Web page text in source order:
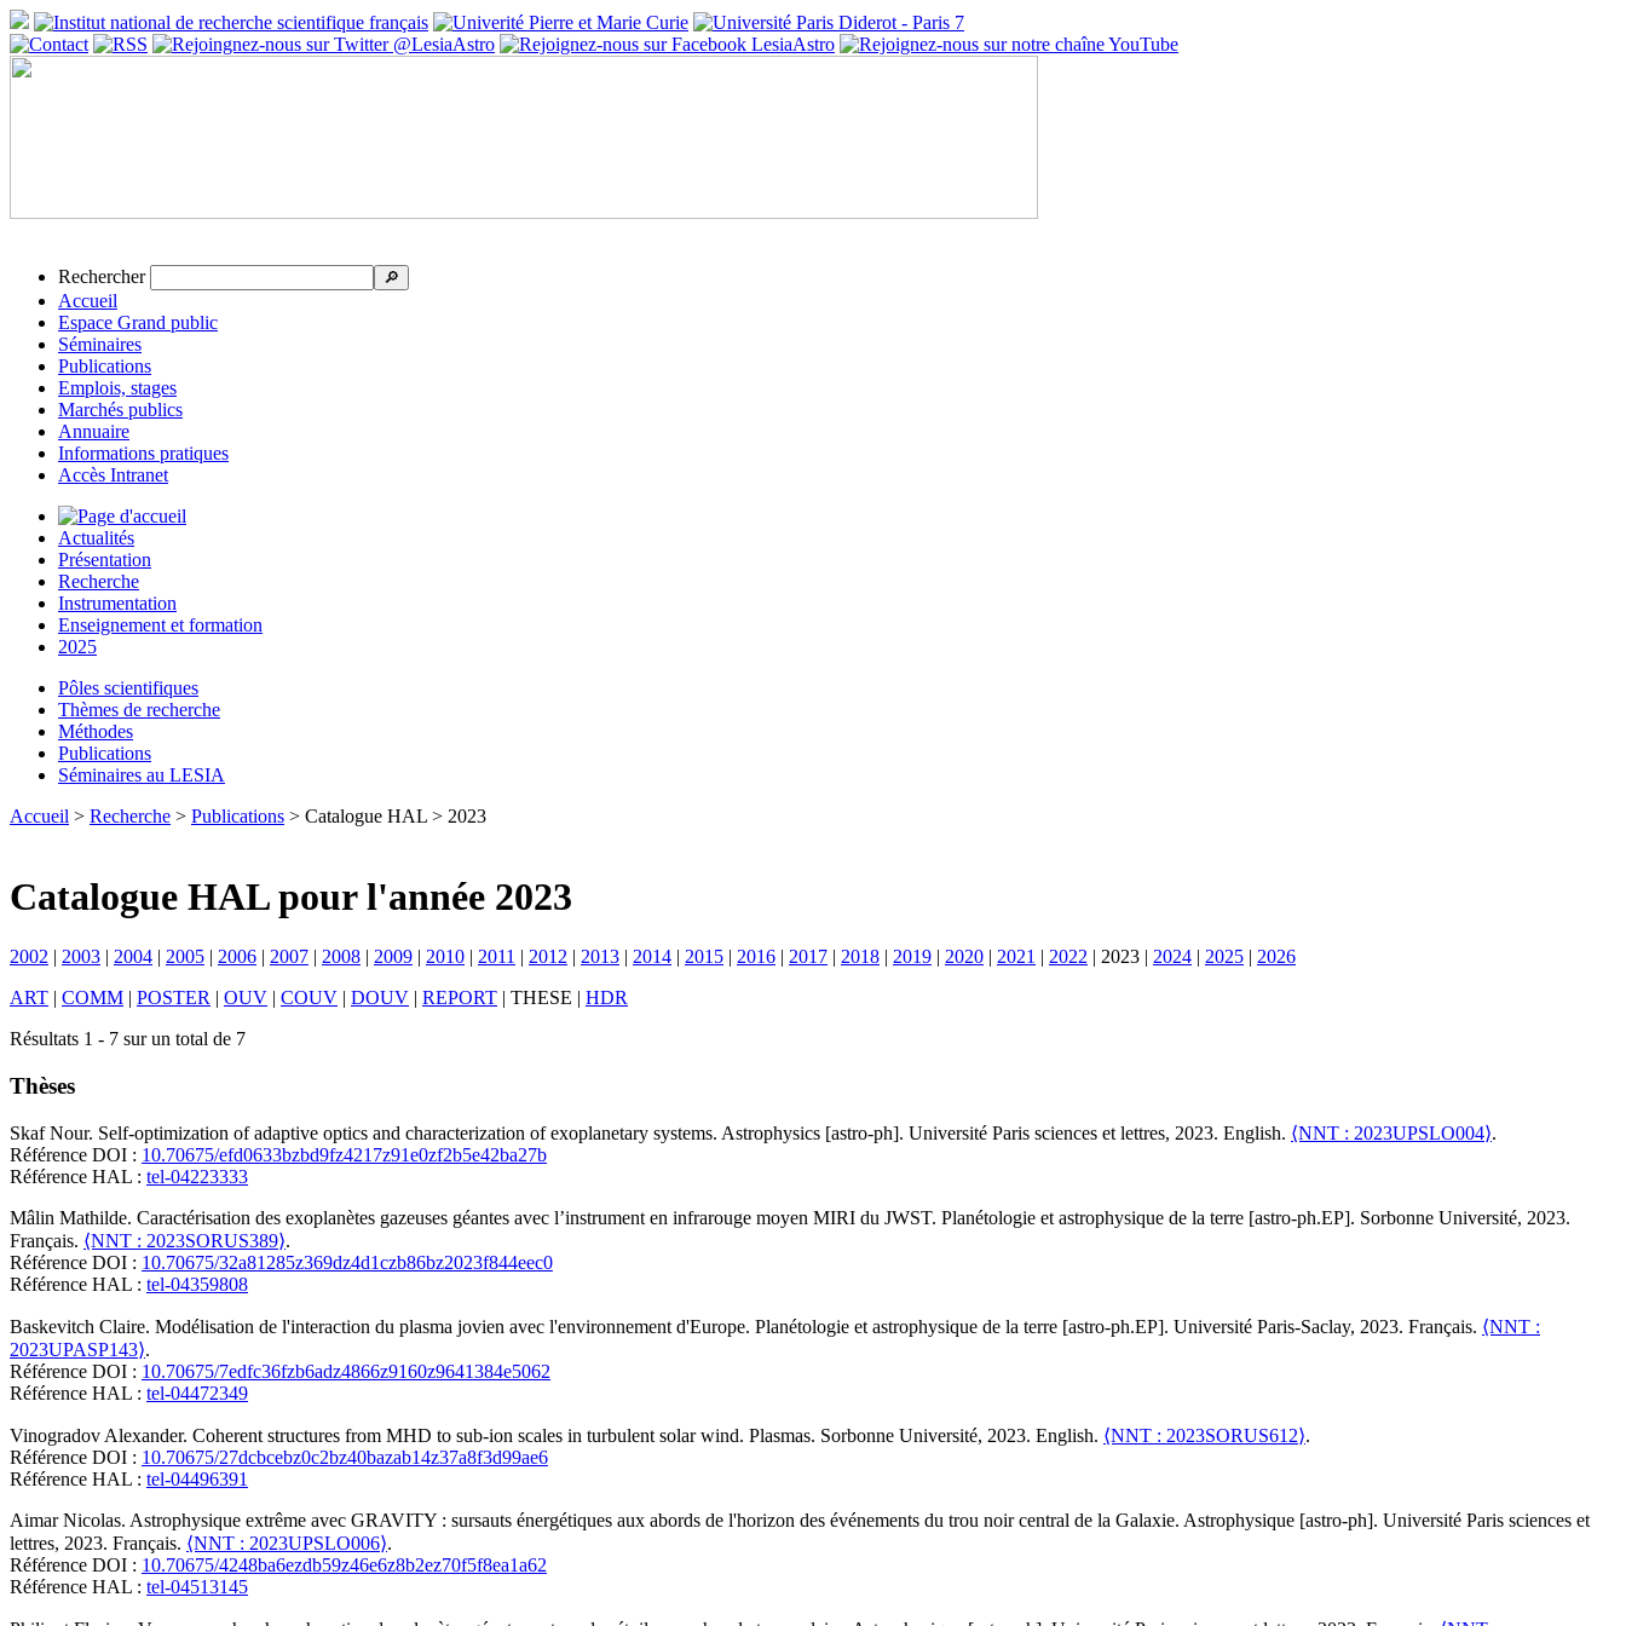
Rechercher 🔎
Accueil
Espace Grand public
Séminaires
Publications
Emplois, stages
Marchés publics
Annuaire
Informations pratiques
Accès Intranet
Actualités
Présentation
Recherche
Instrumentation
Enseignement et formation
2025
Pôles scientifiques
Thèmes de recherche
Méthodes
Publications
Séminaires au LESIA
Accueil > Recherche > Publications > Catalogue HAL > 2023
Catalogue HAL pour l'année 2023
2002 | 2003 | 2004 | 2005 | 2006 | 2007 | 2008 | 2009 | 2010 | 2011 | 2012 | 2013 | 2014 | 2015 | 2016 | 2017 | 2018 | 2019 | 2020 | 2021 | 2022 | 2023 | 2024 | 2025 | 2026
ART | COMM | POSTER | OUV | COUV | DOUV | REPORT | THESE | HDR
Résultats 1 - 7 sur un total de 7
Thèses
Skaf Nour. Self-optimization of adaptive optics and characterization of exoplanetary systems. Astrophysics [astro-ph]. Université Paris sciences et lettres, 2023. English. ⟨NNT : 2023UPSLO004⟩.
Référence DOI : 10.70675/efd0633bzbd9fz4217z91e0zf2b5e42ba27b
Référence HAL : tel-04223333
Mâlin Mathilde. Caractérisation des exoplanètes gazeuses géantes avec l’instrument en infrarouge moyen MIRI du JWST. Planétologie et astrophysique de la terre [astro-ph.EP]. Sorbonne Université, 2023.
Français. ⟨NNT : 2023SORUS389⟩.
Référence DOI : 10.70675/32a81285z369dz4d1czb86bz2023f844eec0
Référence HAL : tel-04359808
Baskevitch Claire. Modélisation de l'interaction du plasma jovien avec l'environnement d'Europe. Planétologie et astrophysique de la terre [astro-ph.EP]. Université Paris-Saclay, 2023. Français. ⟨NNT :
2023UPASP143⟩.
Référence DOI : 10.70675/7edfc36fzb6adz4866z9160z9641384e5062
Référence HAL : tel-04472349
Vinogradov Alexander. Coherent structures from MHD to sub-ion scales in turbulent solar wind. Plasmas. Sorbonne Université, 2023. English. ⟨NNT : 2023SORUS612⟩.
Référence DOI : 10.70675/27dcbcebz0c2bz40bazab14z37a8f3d99ae6
Référence HAL : tel-04496391
Aimar Nicolas. Astrophysique extrême avec GRAVITY : sursauts énergétiques aux abords de l'horizon des événements du trou noir central de la Galaxie. Astrophysique [astro-ph]. Université Paris sciences et
lettres, 2023. Français. ⟨NNT : 2023UPSLO006⟩.
Référence DOI : 10.70675/4248ba6ezdb59z46e6z8b2ez70f5f8ea1a62
Référence HAL : tel-04513145